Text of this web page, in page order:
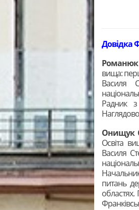
Довідка
вища:
Василя
Радник з
Онищук
Освіта
Василя
питань
областях.